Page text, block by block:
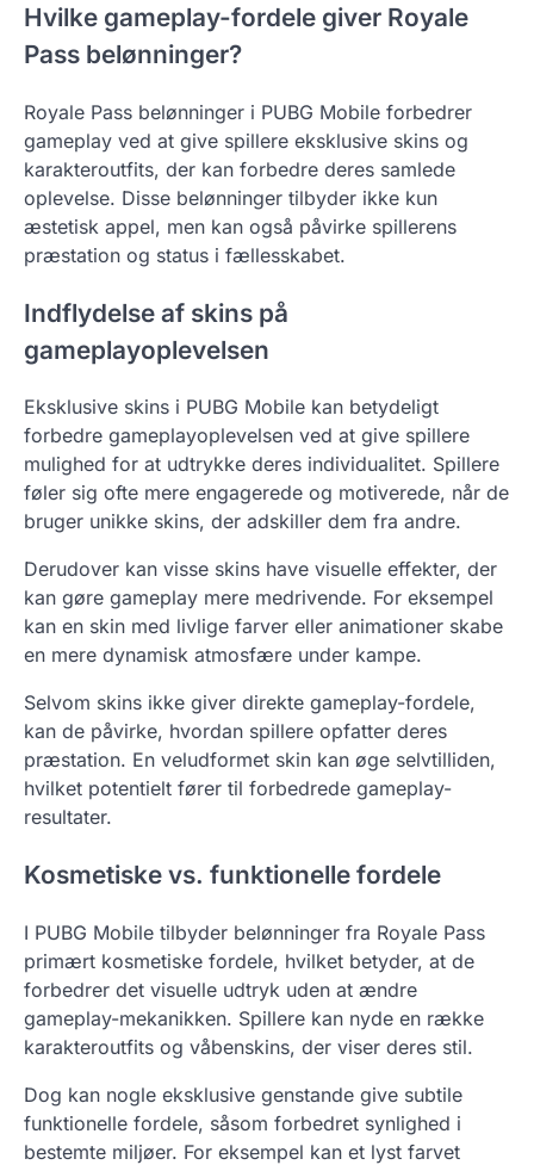
Hvilke gameplay-fordele giver Royale
Pass belønninger?
Royale Pass belønninger i PUBG Mobile forbedrer
gameplay ved at give spillere eksklusive skins og
karakteroutfits, der kan forbedre deres samlede
oplevelse. Disse belønninger tilbyder ikke kun
æstetisk appel, men kan også påvirke spillerens
præstation og status i fællesskabet.
Indflydelse af skins på
gameplayoplevelsen
Eksklusive skins i PUBG Mobile kan betydeligt
forbedre gameplayoplevelsen ved at give spillere
mulighed for at udtrykke deres individualitet. Spillere
føler sig ofte mere engagerede og motiverede, når de
bruger unikke skins, der adskiller dem fra andre.
Derudover kan visse skins have visuelle effekter, der
kan gøre gameplay mere medrivende. For eksempel
kan en skin med livlige farver eller animationer skabe
en mere dynamisk atmosfære under kampe.
Selvom skins ikke giver direkte gameplay-fordele,
kan de påvirke, hvordan spillere opfatter deres
præstation. En veludformet skin kan øge selvtilliden,
hvilket potentielt fører til forbedrede gameplay-
resultater.
Kosmetiske vs. funktionelle fordele
I PUBG Mobile tilbyder belønninger fra Royale Pass
primært kosmetiske fordele, hvilket betyder, at de
forbedrer det visuelle udtryk uden at ændre
gameplay-mekanikken. Spillere kan nyde en række
karakteroutfits og våbenskins, der viser deres stil.
Dog kan nogle eksklusive genstande give subtile
funktionelle fordele, såsom forbedret synlighed i
bestemte miljøer. For eksempel kan et lyst farvet